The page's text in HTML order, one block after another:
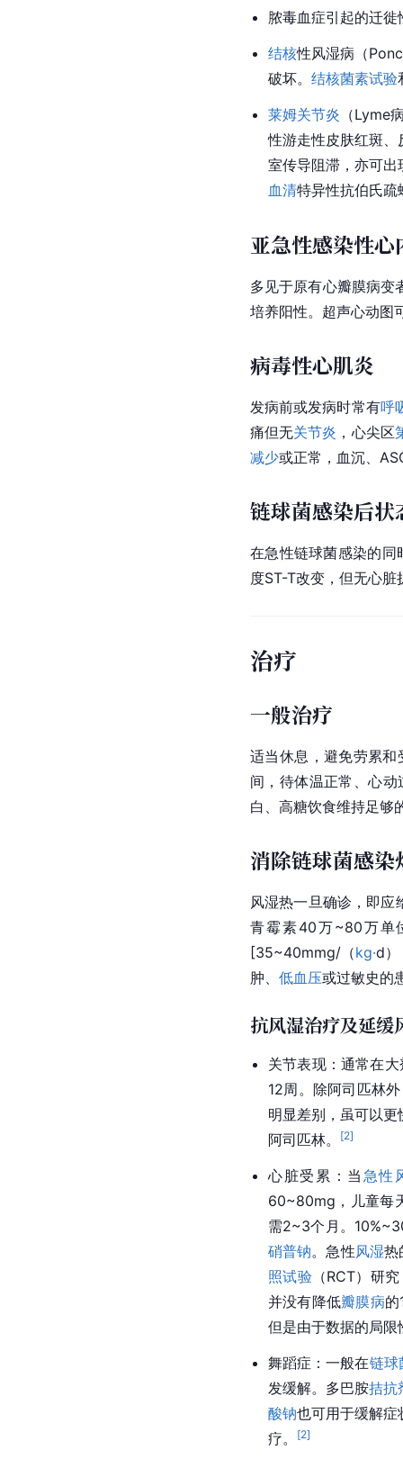
脓毒血症引起的迁
结核性风湿病（
破坏。 结核菌素试验
莱姆关节炎 （Lyme
性游走性皮肤红斑
室传导阻滞，亦可
血清特异性抗伯氏疏
亚急性感染性心
多见于原有心瓣膜病变
培养阳性。超声心动图
病毒性心肌炎
发病前或发病时常有呼
痛但无关节炎 ，心尖区
减少或正常，血沉、
链球菌感染后
在急性链球菌感染的
度ST-T改变，但无心
治疗
一般治疗
适当休息，避免劳累和
间，待体温正常、心动
白、高糖饮食维持足够
消除链球菌感染
风湿热一旦确诊，即应
青霉素40万~80万单
[35~40mmg/（kg·d）
肿、 低血压或过敏史的
抗风湿治疗及延缓
关节表现：通常在
12周。除阿司匹林
明显差别，虽可以
阿司匹林。
[2]
心脏受累：当 急性
60~80mg，儿童每
需2~3个月。
硝普钠。急性风湿热
照试验（RCT）研
并没有降低瓣膜病
但是由于数据的局
舞蹈症：一般在链球
发缓解。多巴胺拮抗
酸钠也可用于缓解症
疗。
[2]